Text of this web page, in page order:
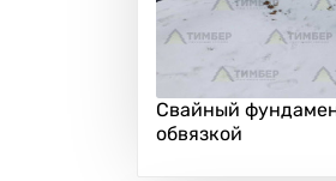
Свайный
обвязкой